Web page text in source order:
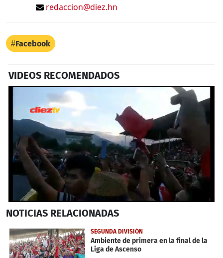
redaccion@diez.hn
Facebook
VIDEOS RECOMENDADOS
seconds
1
minute,
2
seconds
NOTICIAS RELACIONADAS
SEGUNDA DIVISIÓN
Ambiente de primera en la final de la
Liga de Ascenso